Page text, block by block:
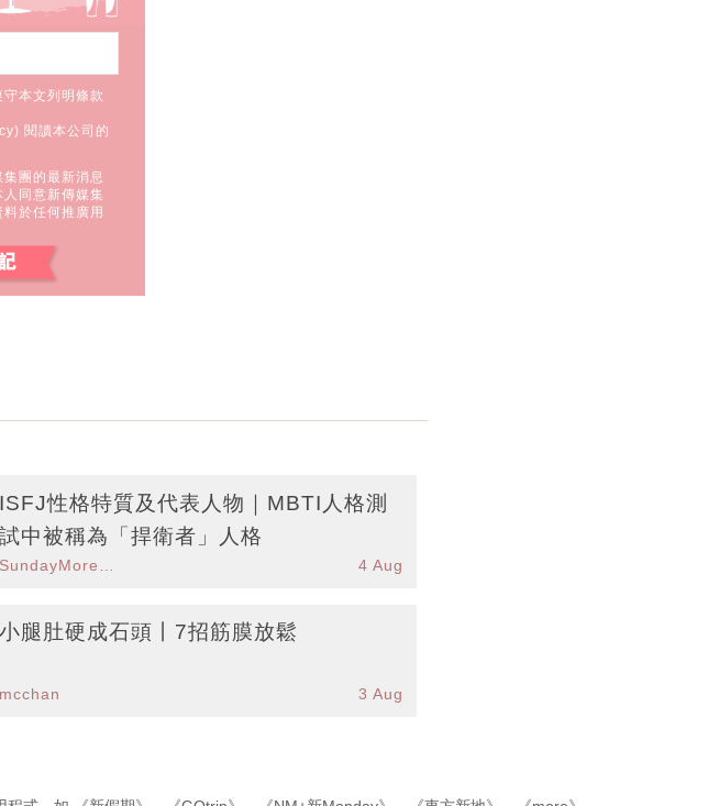
本文列明條款
) 閱讀本公司的
團的最新消息
同意新傳媒集
於任何推廣用
ISFJ性格特質及代表人物｜MBTI人格測
試中被稱為「捍衛者」人格
4 Aug
小腿肚硬成石頭丨7招筋膜放鬆
mcchan 3 Aug